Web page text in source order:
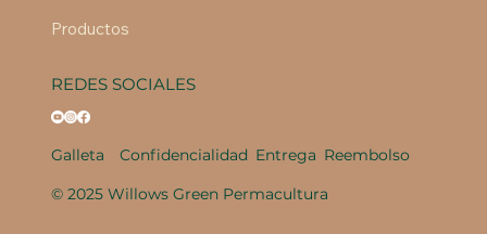
Productos
REDES SOCIALES
Galleta Confidencialidad Entrega Reembolso
© 2025 Willows Green Permacultura